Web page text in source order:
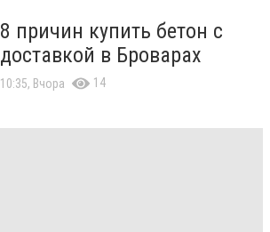
8 причин купить бетон с
доставкой в Броварах
10:35, Вчора 14